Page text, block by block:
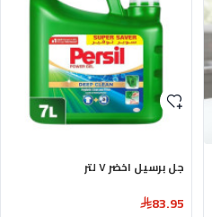
جل برسيل اخضر ٧ لتر
83.95